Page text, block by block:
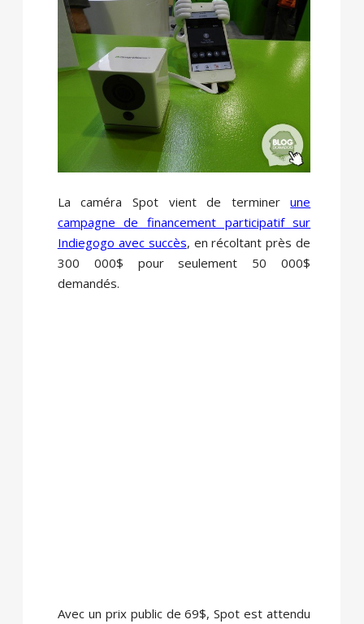
La caméra Spot vient de terminerune
campagne de financement participatif sur
Indiegogo avec succès, en récoltant près de
300 000$ pour seulement 50 000$
demandés.
Avec un prix public de 69$, Spot est attendu